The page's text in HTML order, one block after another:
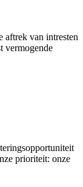
aftrek van intresten
vermogende
prioriteit: onze